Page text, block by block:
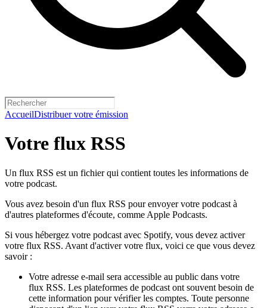
AccueilDistribuer votre émission
Votre flux RSS
Un flux RSS est un fichier qui contient toutes les informations de
votre podcast.
Vous avez besoin d'un flux RSS pour envoyer votre podcast à
d'autres plateformes d'écoute, comme Apple Podcasts.
Si vous hébergez votre podcast avec Spotify, vous devez activer
votre flux RSS. Avant d'activer votre flux, voici ce que vous devez
savoir :
Votre adresse e-mail sera accessible au public dans votre
flux RSS. Les plateformes de podcast ont souvent besoin de
cette information pour vérifier les comptes. Toute personne